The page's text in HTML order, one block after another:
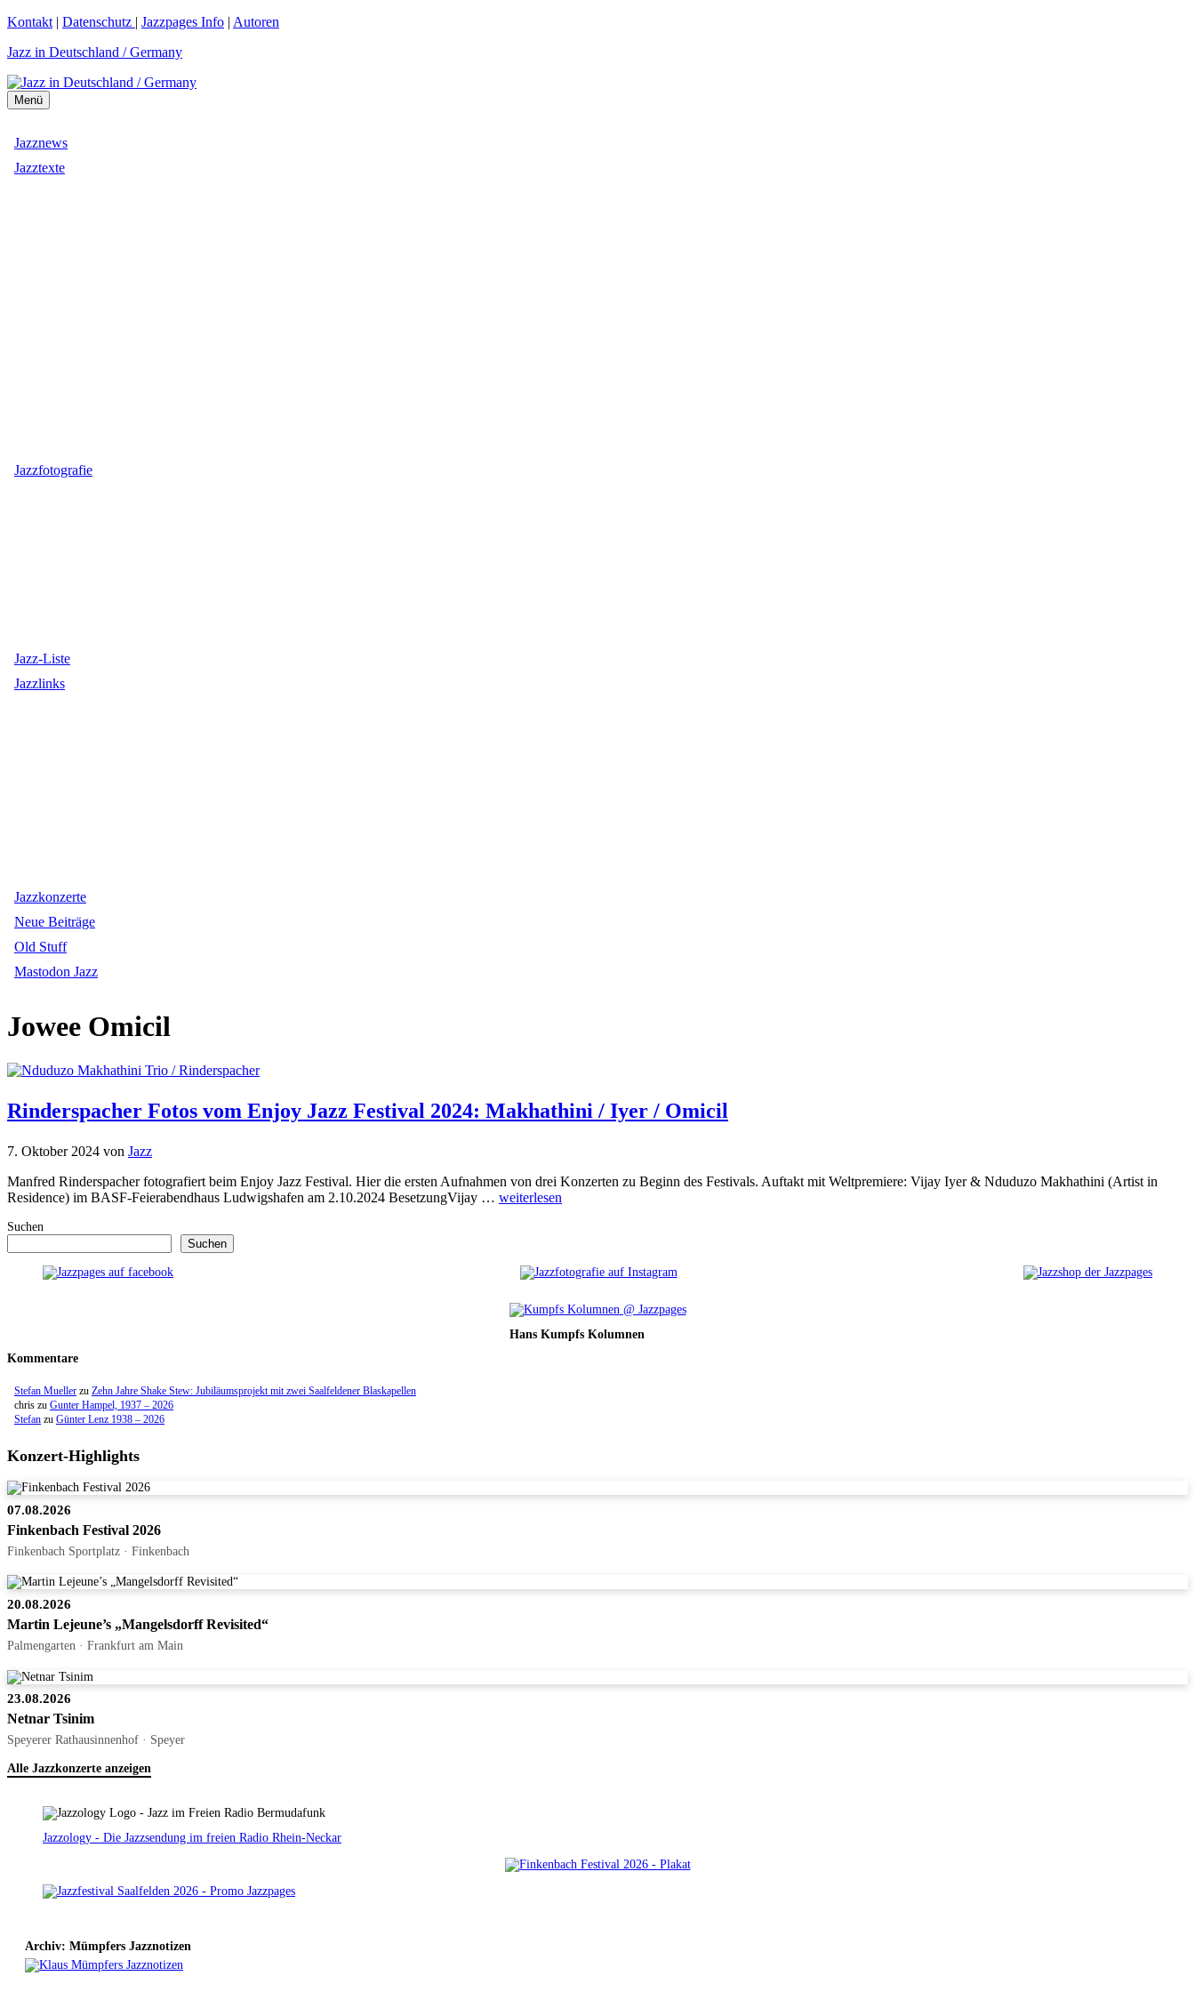
Zum
springen
Kontakt | Datenschutz | Jazzpages Info | Autoren
Jazz in Deutschland / Germany
Menü
Jazznews
Jazztexte
Jazzfotografie
Jazz-Liste
Jazzlinks
Jazzkonzerte
Neue Beiträge
Old Stuff
Mastodon Jazz
Jowee Omicil
Rinderspacher Fotos vom Enjoy Jazz Festival 2024: Makhathini / Iyer / Omicil
7. Oktober 2024 von Jazz
Manfred Rinderspacher fotografiert beim Enjoy Jazz Festival. Hier die ersten Aufnahmen von drei Konzerten zu Beginn des Festivals. Auftakt mit Weltpremiere: Vijay Iyer & Nduduzo Makhathini (Artist in
Residence) im BASF-Feierabendhaus Ludwigshafen am 2.10.2024 BesetzungVijay … weiterlesen
Suchen
Suchen
Hans Kumpfs Kolumnen
Kommentare
Stefan Mueller zu Zehn Jahre Shake Stew: Jubiläumsprojekt mit zwei Saalfeldener Blaskapellen
chris zu Gunter Hampel, 1937 – 2026
Stefan zu Günter Lenz 1938 – 2026
Konzert-Highlights
07.08.2026
Finkenbach Festival 2026
Finkenbach Sportplatz · Finkenbach
20.08.2026
Martin Lejeune’s „Mangelsdorff Revisited“
Palmengarten · Frankfurt am Main
23.08.2026
Netnar Tsinim
Speyerer Rathausinnenhof · Speyer
Alle Jazzkonzerte anzeigen
Jazzology - Die Jazzsendung im freien Radio Rhein-Neckar
Archiv: Mümpfers Jazznotizen